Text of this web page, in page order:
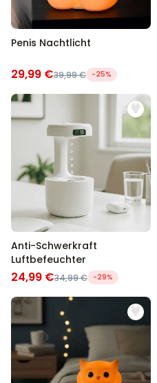
Penis Nachtlicht
29,99 €39,99 € -25%
Anti-Schwerkraft
Luftbefeuchter
24,99 €34,99 € -29%